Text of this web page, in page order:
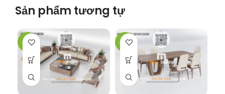
Sản phẩm tương tự
-36% -33%